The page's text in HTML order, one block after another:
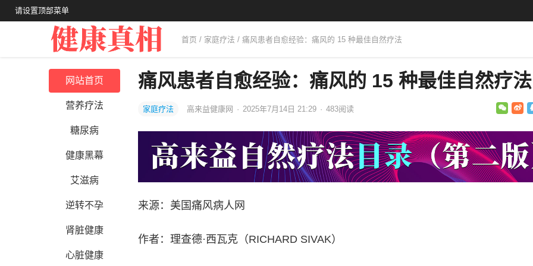
请设置顶部菜单
首页 / 家庭疗法 / 痛风患者自愈经验：痛风的 15 种最佳自然疗法
网站首页
营养疗法
糖尿病
健康黑幕
艾滋病
逆转不孕
肾脏健康
心脏健康
痛风患者自愈经验：痛风的 15 种最佳自然疗法
家庭疗法 高来益健康网 · 2025年7月14日 21:29 · 483阅读
来源：美国痛风病人网
作者：理查德·西瓦克（RICHARD SIVAK）